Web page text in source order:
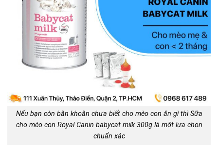
Nếu bạn còn băn khoăn chưa biết cho mèo con ăn gì thì Sữa
cho mèo con Royal Canin babycat milk 300g là một lựa chọn
chuẩn xác